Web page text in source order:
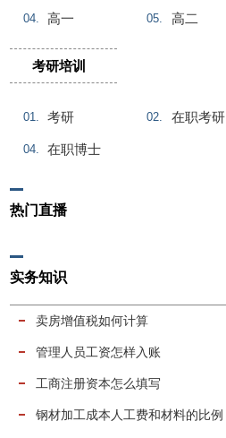
04. 高一 05. 高二
考研培训
01. 考研 02. 在职考研
04. 在职博士
热门直播
实务知识
卖房增值税如何计算
管理人员工资怎样入账
工商注册资本怎么填写
钢材加工成本人工费和材料的比例